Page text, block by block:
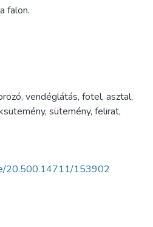
falon.
, vendéglátás, fotel, asztal,
, sütemény, felirat,
20.500.14711/153902